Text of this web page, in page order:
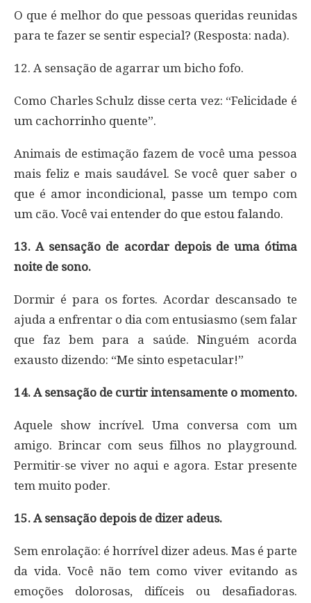
O que é melhor do que pessoas queridas reunidas
para te fazer se sentir especial? (Resposta: nada).
12. A sensação de agarrar um bicho fofo.
Como Charles Schulz disse certa vez: “Felicidade é
um cachorrinho quente”.
Animais de estimação fazem de você uma pessoa
mais feliz e mais saudável. Se você quer saber o
que é amor incondicional, passe um tempo com
um cão. Você vai entender do que estou falando.
13. A sensação de acordar depois de uma ótima
noite de sono.
Dormir é para os fortes. Acordar descansado te
ajuda a enfrentar o dia com entusiasmo (sem falar
que faz bem para a saúde. Ninguém acorda
exausto dizendo: “Me sinto espetacular!”
14. A sensação de curtir intensamente o momento.
Aquele show incrível. Uma conversa com um
amigo. Brincar com seus filhos no playground.
Permitir-se viver no aqui e agora. Estar presente
tem muito poder.
15. A sensação depois de dizer adeus.
Sem enrolação: é horrível dizer adeus. Mas é parte
da vida. Você não tem como viver evitando as
emoções dolorosas, difíceis ou desafiadoras.